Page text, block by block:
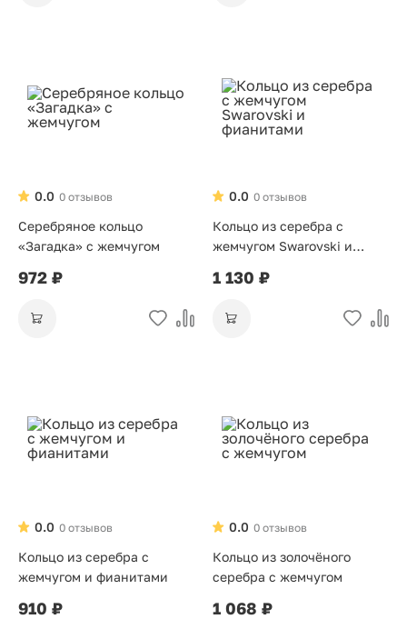
0 отзывов
0.0
Серебряное кольцо
«Загадка» с жемчугом
972 ₽
0 отзывов
0.0
Кольцо из серебра с
жемчугом Swarovski и
1 130 ₽
0 отзывов
0.0
Кольцо из серебра с
жемчугом и фианитами
910 ₽
0 отзывов
0.0
Кольцо из золочёного
серебра с жемчугом
1 068 ₽